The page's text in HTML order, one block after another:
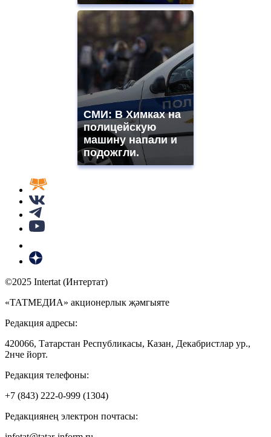
СМИ: В Химках на
полицейскую
машину напали и
подожгли.
©2025 Intertat (Интертат)
«ТАТМЕДИА» акционерлык җәмгыяте
Редакция адресы:
420066, Татарстан Республикасы, Казан, Декабристлар ур.,
2нче йорт.
Редакция телефоны:
+7 (843) 222-0-999 (1304)
Редакциянең электрон почтасы: